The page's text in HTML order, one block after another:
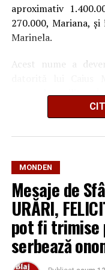
aproximativ
270.000, Mariana,
Marinela.
Acest nume a
comandat militar.
originea şi
ajuns la concluzia
“maru”, care era
MONDEN
Mesaje de
URĂRI,
pot fi trimise
serbează